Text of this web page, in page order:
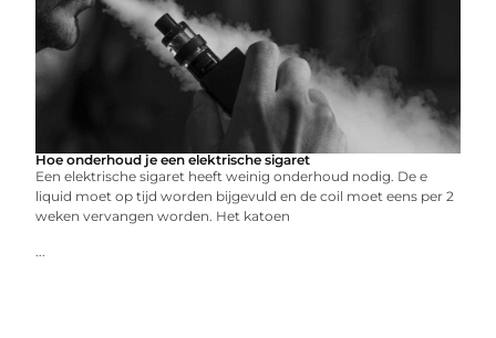
Hoe onderhoud je een elektrische sigaret
Een elektrische sigaret heeft weinig onderhoud nodig. De e
liquid moet op tijd worden bijgevuld en de coil moet eens per 2
weken vervangen worden. Het katoen
...